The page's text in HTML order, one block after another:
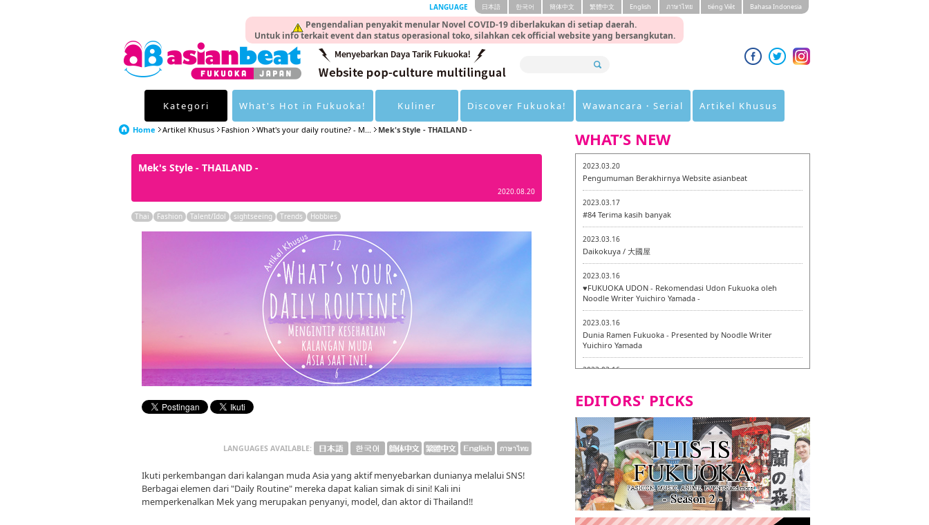
Pengendalian penyakit menular Novel COVID-19 diberlakukan di setiap daerah.
Untuk info terkait event dan status operasional toko, silahkan cek official website yang bersangkutan.
LANGUAGE 日本語 한국어 簡体中文 繁體中文 English ภาษาไทย tiéng Viêt Bahasa Indonesia
Kategori What's Hot in Fukuoka! Kuliner Discover Fukuoka! Wawancara・Serial Artikel Khusus
Home Artikel Khusus Fashion What's your daily routine? - M... Mek's Style - THAILAND -
Mek's Style - THAILAND -
2020.08.20
Thai Fashion Talent/Idol sightseeing Trends Hobbies
LANGUAGES AVAILABLE:
Ikuti perkembangan dari kalangan muda Asia yang aktif menyebarkan dunianya melalui SNS!
Berbagai elemen dari "Daily Routine" mereka dapat kalian simak di sini! Kali ini
memperkenalkan Mek yang merupakan penyanyi, model, dan aktor di Thailand!!
WHAT’S NEW
2023.03.20
Pengumuman Berakhirnya Website asianbeat
2023.03.17
#84 Terima kasih banyak
2023.03.16
Daikokuya / 大國屋
2023.03.16
♥FUKUOKA UDON - Rekomendasi Udon Fukuoka oleh
Noodle Writer Yuichiro Yamada -
2023.03.16
Dunia Ramen Fukuoka - Presented by Noodle Writer
Yuichiro Yamada
2023.03.16
2023.03.15
[Laboratorium Cosplay] - Indonesia - #019 MM Earlene
2023.03.07
Isogiyokarazu Hakata Honten | Keliling Kota Fukuoka
mencicipi menu vegan/vegetarian baru
2023.03.07
Keliling Kota Fukuoka mencicipi menu vegan/vegetarian
baru!
EDITORS' PICKS